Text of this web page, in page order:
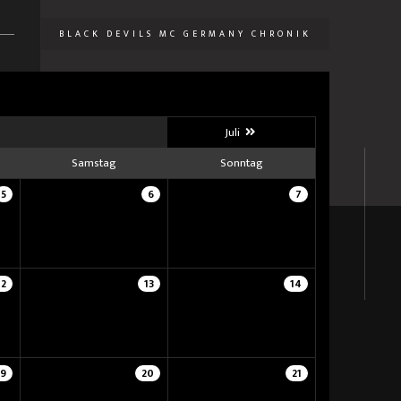
BLACK DEVILS MC GERMANY CHRONIK
Juli
Samstag Sonntag
5 6 7
13 14
20 21